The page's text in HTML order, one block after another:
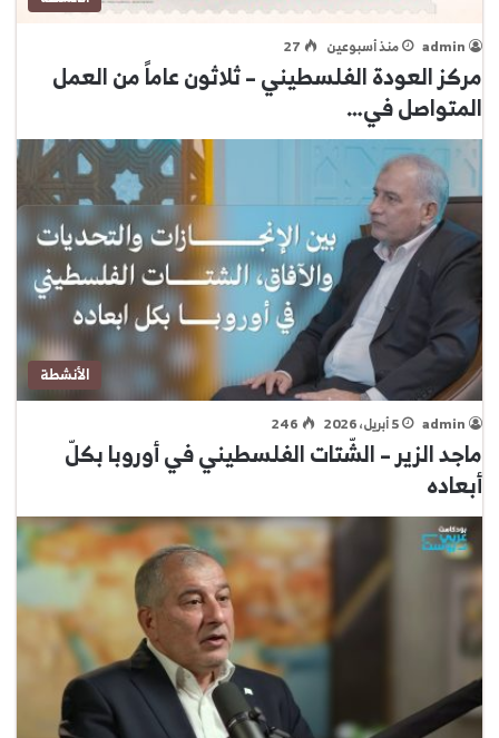
admin منذ أسبوعين 27
مركز العودة الفلسطيني – ثلاثون عاماً من العمل
المتواصل في…
الأنشطة
admin 5 أبريل، 2026 246
ماجد الزير – الشّتات الفلسطيني في أوروبا بكلّ
أبعاده